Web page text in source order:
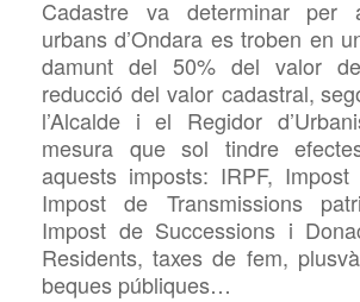
Cadastre va determinar per
urbans d’Ondara es troben en
damunt del 50% del valor
reducció del valor cadastral,
l’Alcalde i el Regidor
mesura que sol tindre
aquests imposts: IRPF, Impost
Impost de Transmissions
Impost de Successions i
Residents, taxes de fem,
beques públiques…